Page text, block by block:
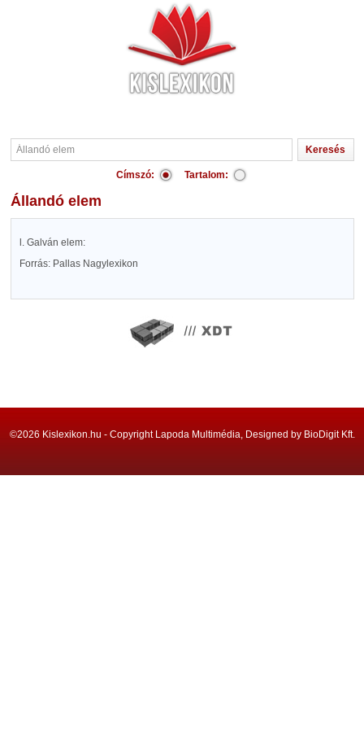
Címszó: Tartalom:
Állandó elem
l. Galván elem:
Forrás: Pallas Nagylexikon
©2026 Kislexikon.hu - Copyright Lapoda Multimédia, Designed by BioDigit Kft.